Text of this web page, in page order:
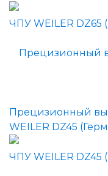
Прецизионный
WEILER DZ45